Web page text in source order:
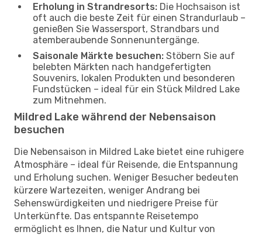
Erholung in Strandresorts: Die Hochsaison ist
oft auch die beste Zeit für einen Strandurlaub –
genießen Sie Wassersport, Strandbars und
atemberaubende Sonnenuntergänge.
Saisonale Märkte besuchen: Stöbern Sie auf
belebten Märkten nach handgefertigten
Souvenirs, lokalen Produkten und besonderen
Fundstücken – ideal für ein Stück Mildred Lake
zum Mitnehmen.
Mildred Lake während der Nebensaison
besuchen
Die Nebensaison in Mildred Lake bietet eine ruhigere
Atmosphäre – ideal für Reisende, die Entspannung
und Erholung suchen. Weniger Besucher bedeuten
kürzere Wartezeiten, weniger Andrang bei
Sehenswürdigkeiten und niedrigere Preise für
Unterkünfte. Das entspannte Reisetempo
ermöglicht es Ihnen, die Natur und Kultur von